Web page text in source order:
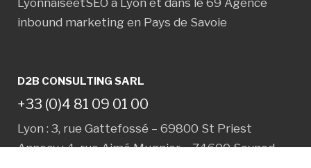
LyonnaiseetSEO à Lyon et dans le 69 Agence
inbound marketing en Pays de Savoie
D2B CONSULTING SARL
+33 (0)4 81 09 01 00
Lyon : 3, rue Gattefossé – 69800 St Priest
Annecy : 4, rue Aimé Mugnier – 74600 Seynod